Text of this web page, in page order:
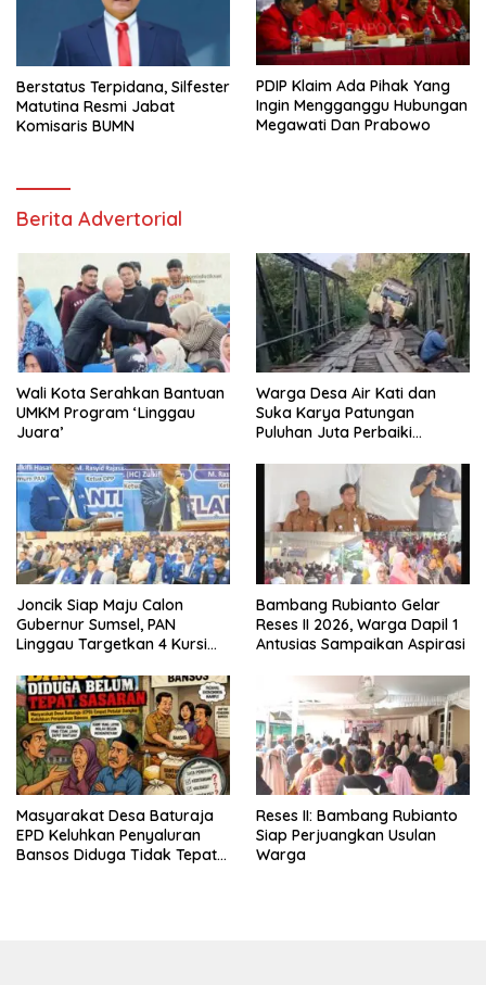
Berstatus Terpidana, Silfester
Matutina Resmi Jabat
Komisaris BUMN
PDIP Klaim Ada Pihak Yang
Ingin Mengganggu Hubungan
Megawati Dan Prabowo
Berita Advertorial
Wali Kota Serahkan Bantuan
UMKM Program ‘Linggau
Juara’
Warga Desa Air Kati dan
Suka Karya Patungan
Puluhan Juta Perbaiki
Joncik Siap Maju Calon
Gubernur Sumsel, PAN
Linggau Targetkan 4 Kursi
Bambang Rubianto Gelar
Reses II 2026, Warga Dapil 1
Antusias Sampaikan Aspirasi
Masyarakat Desa Baturaja
EPD Keluhkan Penyaluran
Bansos Diduga Tidak Tepat
Reses II: Bambang Rubianto
Siap Perjuangkan Usulan
Warga